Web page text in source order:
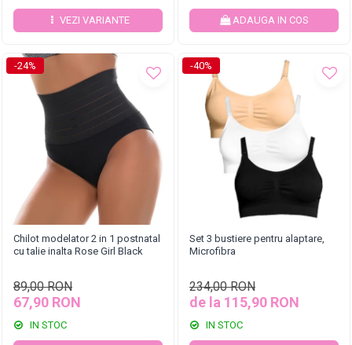
VEZI VARIANTE ADAUGA IN COS
-24%
Chilot modelator 2 in 1 postnatal
cu talie inalta Rose Girl Black
89,00 RON
67,90 RON
IN STOC
-40%
Set 3 bustiere pentru alaptare,
Microfibra
234,00 RON
de la 115,90 RON
IN STOC